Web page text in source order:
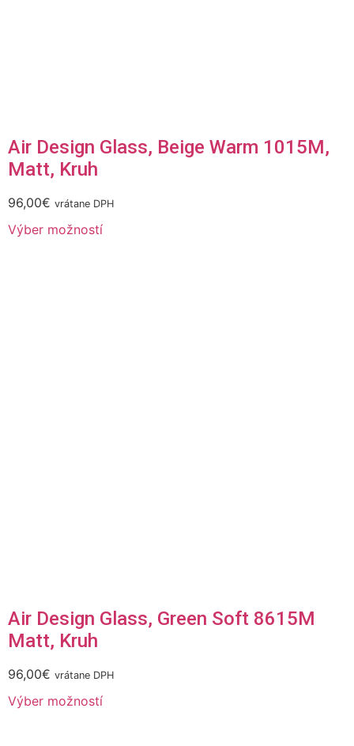
Air Design Glass, Beige Warm 1015M,
Matt, Kruh
96,00€ vrátane DPH
Výber možností
Air Design Glass, Green Soft 8615M
Matt, Kruh
96,00€ vrátane DPH
Výber možností